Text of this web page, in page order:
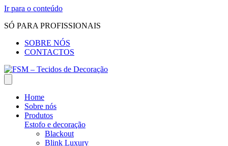
Ir para o conteúdo
SÓ PARA PROFISSIONAIS
SOBRE NÓS
CONTACTOS
Home
Sobre nós
Produtos
Estofo e decoração
Blackout
Blink Luxury